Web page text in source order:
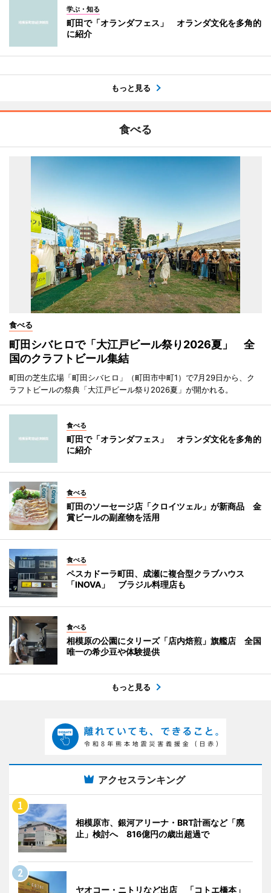
学ぶ・知る
町田で「オランダフェス」 オランダ文化を多角的
に紹介
もっと見る
食べる
食べる
町田シバヒロで「大江戸ビール祭り2026夏」 全
国のクラフトビール集結
町田の芝生広場「町田シバヒロ」（町田市中町1）で7月29日から、ク
ラフトビールの祭典「大江戸ビール祭り2026夏」が開かれる。
食べる
町田で「オランダフェス」 オランダ文化を多角的
に紹介
食べる
町田のソーセージ店「クロイツェル」が新商品 金
賞ビールの副産物を活用
食べる
ペスカドーラ町田、成瀬に複合型クラブハウス
「INOVA」 ブラジル料理店も
食べる
相模原の公園にタリーズ「店内焙煎」旗艦店 全国
唯一の希少豆や体験提供
もっと見る
アクセスランキング
相模原市、銀河アリーナ・BRT計画など「廃
止」検討へ 816億円の歳出超過で
ヤオコー・ニトリなど出店 「コトエ橋本」